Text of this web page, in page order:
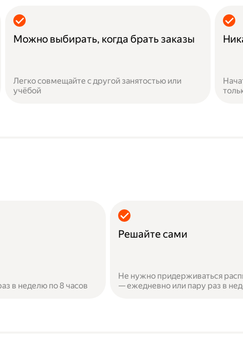
Можно выбирать, когда брать заказы
Легко совмещайте с другой занятостью или
учёбой
в неделю по 8 часов
Решайте сами
Не нужно придерживаться
— ежедневно или пару раз в